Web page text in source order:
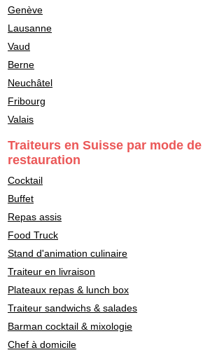
Genève
Lausanne
Vaud
Berne
Neuchâtel
Fribourg
Valais
Traiteurs en Suisse par mode de
restauration
Cocktail
Buffet
Repas assis
Food Truck
Stand d'animation culinaire
Traiteur en livraison
Plateaux repas & lunch box
Traiteur sandwichs & salades
Barman cocktail & mixologie
Chef à domicile